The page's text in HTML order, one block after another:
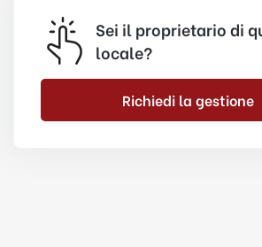
Sei il proprietario di
locale?
Richiedi la gestione